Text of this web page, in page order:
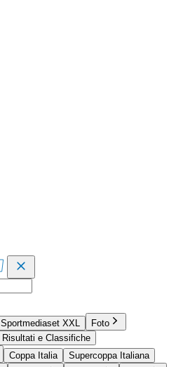
Sportmediaset XXL
Foto
Risultati e Classifiche
Coppa Italia
Supercoppa Italiana